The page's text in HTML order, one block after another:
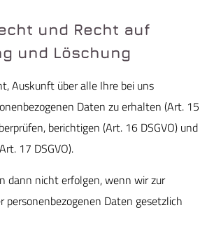
und Recht auf
und Löschung
Auskunft über alle Ihre bei uns
Daten zu erhalten (Art. 15
berichtigen (Art. 16 DSGVO) und
17 DSGVO).
dann nicht erfolgen, wenn wir zur
personenbezogenen Daten gesetzlich